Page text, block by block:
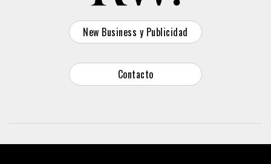
New Business y Publicidad
Contacto
© 2026 Reason Why